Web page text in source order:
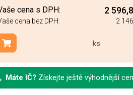
cena s DPH: 2
cena bez DPH: 2
ks
Přidat do košíku
Máte IČ? Získejte ještě výhodnější